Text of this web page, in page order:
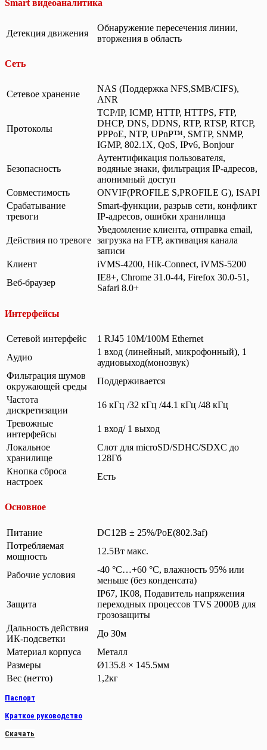
Smart видеоаналитика
Детекция движения
Обнаружение пересечения линии,
вторжения в область
Сеть
Сетевое хранение
NAS (Поддержка NFS,SMB/CIFS),
ANR
Протоколы
TCP/IP, ICMP, HTTP, HTTPS, FTP,
DHCP, DNS, DDNS, RTP, RTSP, RTCP,
PPPoE, NTP, UPnP™, SMTP, SNMP,
IGMP, 802.1X, QoS, IPv6, Bonjour
Безопасность
Аутентификация пользователя,
водяные знаки, фильтрация IP-адресов,
анонимный доступ
Совместимость
ONVIF(PROFILE S,PROFILE G), ISAPI
Срабатывание
тревоги
Smart-функции, разрыв сети, конфликт
IP-адресов, ошибки хранилища
Действия по тревоге
Уведомление клиента, отправка email,
загрузка на FTP, активация канала
записи
Клиент
iVMS-4200, Hik-Connect, iVMS-5200
Веб-браузер
IE8+, Chrome 31.0-44, Firefox 30.0-51,
Safari 8.0+
Интерфейсы
Сетевой интерфейс
1 RJ45 10M/100M Ethernet
Аудио
1 вход (линейный, микрофонный), 1
аудиовыход(монозвук)
Фильтрация шумов
окружающей среды
Поддерживается
Частота
дискретизации
16 кГц /32 кГц /44.1 кГц /48 кГц
Тревожные
интерфейсы
1 вход/ 1 выход
Локальное
хранилище
Слот для microSD/SDHC/SDXC до
128Гб
Кнопка сброса
настроек
Есть
Основное
Питание
DC12В ± 25%/PoE(802.3af)
Потребляемая
мощность
12.5Вт макс.
Рабочие условия
-40 °C…+60 °C, влажность 95% или
меньше (без конденсата)
Защита
IP67, IK08, Подавитель напряжения
переходных процессов TVS 2000В для
грозозащиты
Дальность действия
ИК-подсветки
До 30м
Материал корпуса
Металл
Размеры
Ø135.8 × 145.5мм
Вес (нетто)
1,2кг
Паспорт
Краткое руководство
Скачать